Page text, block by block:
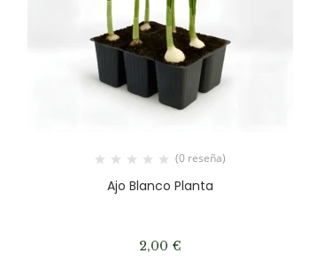
(0 reseña)
Ajo Blanco Planta
2,00 €